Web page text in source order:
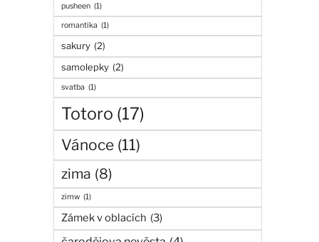
pusheen (1)
romantika (1)
sakury (2)
samolepky (2)
svatba (1)
Totoro (17)
Vánoce (11)
zima (8)
zimw (1)
Zámek v oblacích (3)